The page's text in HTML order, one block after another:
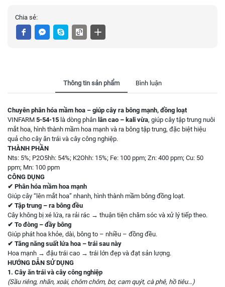
Chia sẻ:
Thông tin sản phẩm Bình luận
Chuyên phân hóa mầm hoa – giúp cây ra bông mạnh, đồng loạt
VINFARM 5-54-15 là dòng phân lân cao – kali vừa, giúp cây tập trung nuôi
mắt hoa, hình thành mầm hoa mạnh và ra bông tập trung, đặc biệt hiệu
quả cho cây ăn trái và cây công nghiệp.
THÀNH PHẦN
Nts: 5%; P2O5hh: 54%; K2Ohh: 15%; Fe: 100 ppm; Zn: 400 ppm; Cu: 50
ppm; Mn: 100 ppm
CÔNG DỤNG
✔ Phân hóa mầm hoa mạnh
Giúp cây “lên mắt hoa” nhanh, hình thành mầm bông đồng loạt.
✔ Tập trung – ra bông đều
Cây không bị xé lứa, ra rải rác → thuận tiện chăm sóc và xử lý tiếp theo.
✔ To đòng – đầy bông
Giúp phát hoa khỏe, dài, bông to – nhiều – đồng đều.
✔ Tăng năng suất lứa hoa – trái sau này
Hoa mạnh → đậu trái cao → trái lớn đẹp và đạt sản lượng.
HƯỚNG DẪN SỬ DỤNG
1. Cây ăn trái và cây công nghiệp
(Sầu riêng, nhãn, xoài, chôm chôm, bơ, cam quýt, cà phê, hồ tiêu…)